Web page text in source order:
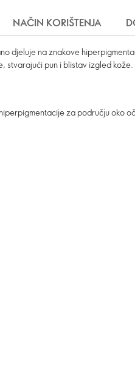
NAČIN KORIŠTENJA
djeluje na znakove
stvarajući pun i blistav izgled kože.
za području oko